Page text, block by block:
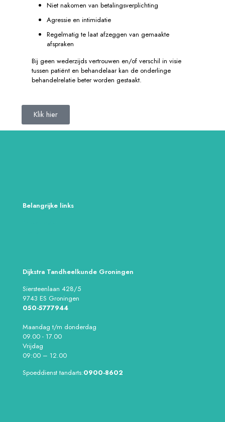
Niet nakomen van betalingsverplichting
Agressie en intimidatie
Regelmatig te laat afzeggen van gemaakte
afspraken
Bij geen wederzijds vertrouwen en/of verschil in visie
tussen patiënt en behandelaar kan de onderlinge
behandelrelatie beter worden gestaakt.
Klik hier
Belangrijke links
Dijkstra Tandheelkunde Groningen
Siersteenlaan 428/5
9743 ES Groningen
050-5777944
Maandag t/m donderdag
09.00 - 17.00
Vrijdag
09:00 – 12.00
Spoeddienst tandarts:0900-8602